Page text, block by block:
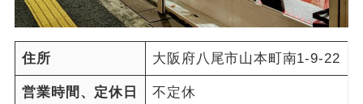
住所 大阪府八尾市山本町南1-9-22
営業時間、定休日
不定休